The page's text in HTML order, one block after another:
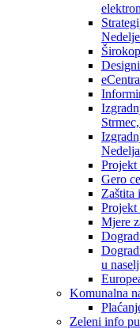
Nedelje
Nedelja
Projekt
Gero
Zaštita
Projekt
Mjere
u
Komunalna
Zeleni info